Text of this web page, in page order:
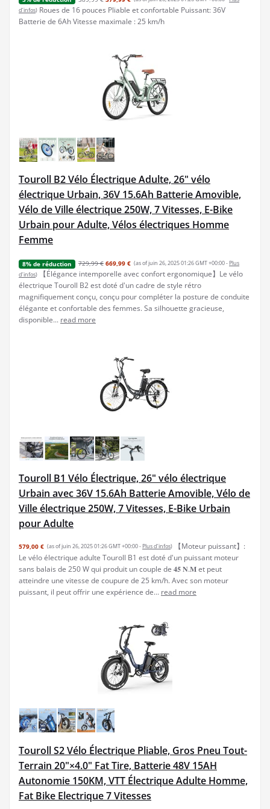
d’infos) Roues de 16 pouces Pliable et confortable Puissant: 36V
Batterie de 6Ah Vitesse maximale : 25 km/h
Touroll B2 Vélo Électrique Adulte, 26" vélo
électrique Urbain, 36V 15.6Ah Batterie Amovible,
Vélo de Ville électrique 250W, 7 Vitesses, E-Bike
Urbain pour Adulte, Vélos électriques Homme
Femme
8% de réduction 729,99 € 669,99 € (as of juin 26, 2025 01:26 GMT +00:00 - Plus
d’infos)
【Élégance intemporelle avec confort ergonomique】Le vélo
électrique Touroll B2 est doté d'un cadre de style rétro
magnifiquement conçu, conçu pour compléter la posture de conduite
élégante et confortable des femmes. Sa silhouette gracieuse,
disponible... read more
Touroll B1 Vélo Électrique, 26" vélo électrique
Urbain avec 36V 15.6Ah Batterie Amovible, Vélo de
Ville électrique 250W, 7 Vitesses, E-Bike Urbain
pour Adulte
579,00 € (as of juin 26, 2025 01:26 GMT +00:00 - Plus d’infos)
【Moteur puissant】:
Le vélo électrique adulte Touroll B1 est doté d'un puissant moteur
sans balais de 250 W qui produit un couple de 𝟒𝟓 𝐍.𝐌 et peut
atteindre une vitesse de coupure de 25 km/h. Avec son moteur
puissant, il peut offrir une expérience de... read more
Touroll S2 Vélo Électrique Pliable, Gros Pneu Tout-
Terrain 20"×4.0" Fat Tire, Batterie 48V 15AH
Autonomie 150KM, VTT Électrique Adulte Homme,
Fat Bike Electrique 7 Vitesses